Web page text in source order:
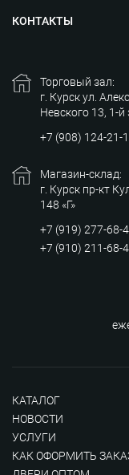
КОНТАКТЫ
Торговый зал:
г. Курск ул.
Невского 13, 1-й
+7 (908) 124-21-
Магазин-склад:
г. Курск пр-кт
148 «Г»
+7 (919) 277-68-
+7 (910) 211-68-
КАТАЛОГ
НОВОСТИ
УСЛУГИ
КАК ОФОРМИТЬ